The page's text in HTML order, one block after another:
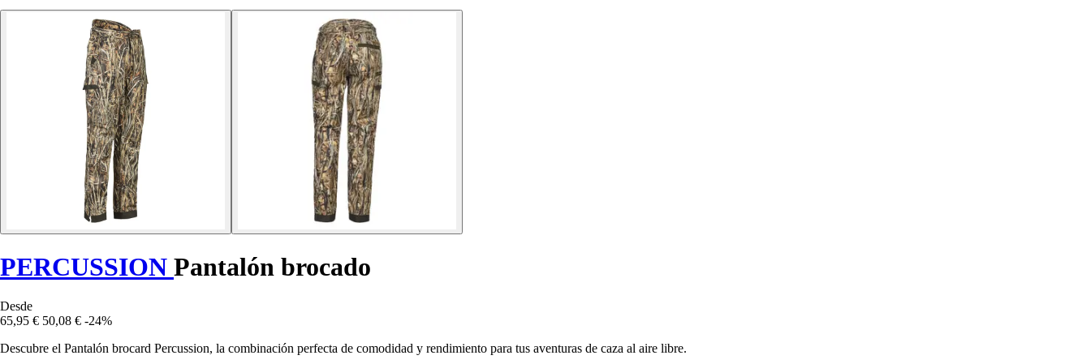
PERCUSSION Pantalón brocado
Desde
65,95 € 50,08 € -24%
Descubre el Pantalón brocard Percussion, la combinación perfecta de comodidad y rendimiento para tus aventuras de caza al aire libre.